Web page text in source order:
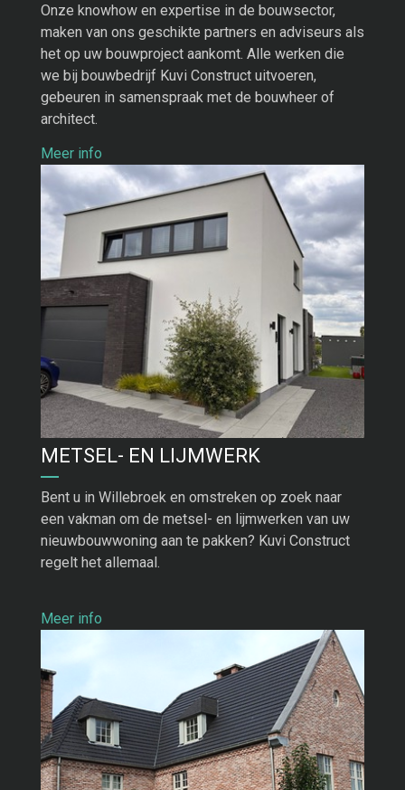
Onze knowhow en expertise in de bouwsector,
maken van ons geschikte partners en adviseurs als
het op uw bouwproject aankomt. Alle werken die
we bij bouwbedrijf Kuvi Construct uitvoeren,
gebeuren in samenspraak met de bouwheer of
architect.
Meer info
METSEL- EN LIJMWERK
Bent u in Willebroek en omstreken op zoek naar
een vakman om de metsel- en lijmwerken van uw
nieuwbouwwoning aan te pakken? Kuvi Construct
regelt het allemaal.
Meer info